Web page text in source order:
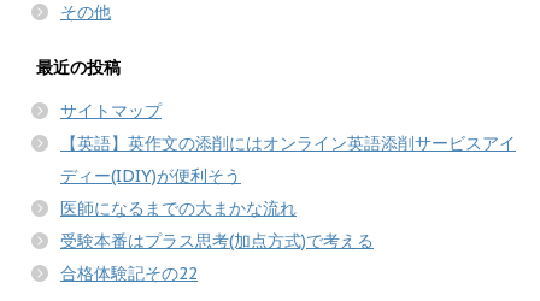
その他
最近の投稿
サイトマップ
【英語】英作文の添削にはオンライン英語添削サービスアイ
ディー(IDIY)が便利そう
医師になるまでの大まかな流れ
受験本番はプラス思考(加点方式)で考える
合格体験記その22